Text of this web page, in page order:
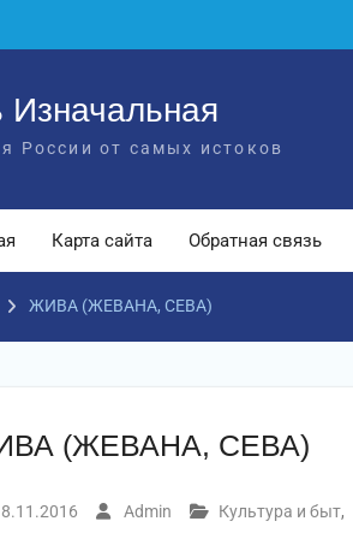
Изначальная
России от самых истоков
Карта сайта Обратная связь
ЖИВА (ЖЕВАНА, СЕВА)
(ЖЕВАНА, СЕВА)
Admin Культура и быт,